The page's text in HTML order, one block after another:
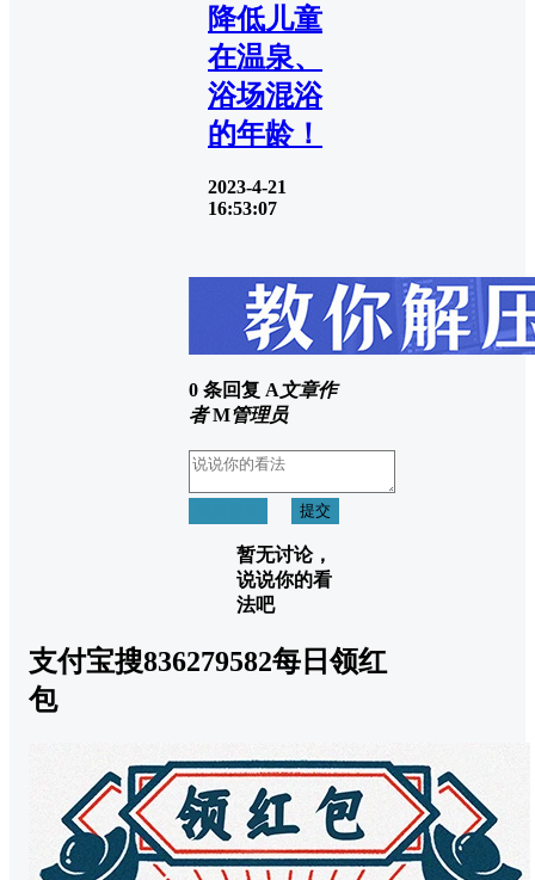
降低儿童
在温泉、
浴场混浴
的年龄！
2023-4-21
16:53:07
0 条回复 A文章作
者 M管理员
提交
暂无讨论，
说说你的看
法吧
支付宝搜836279582每日领红
包